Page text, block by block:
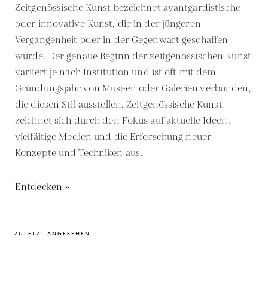
Zeitgenössische Kunst bezeichnet avantgardistische
oder innovative Kunst, die in der jüngeren
Vergangenheit oder in der Gegenwart geschaffen
wurde. Der genaue Beginn der zeitgenössischen Kunst
variiert je nach Institution und ist oft mit dem
Gründungsjahr von Museen oder Galerien verbunden,
die diesen Stil ausstellen. Zeitgenössische Kunst
zeichnet sich durch den Fokus auf aktuelle Ideen,
vielfältige Medien und die Erforschung neuer
Konzepte und Techniken aus.
Entdecken »
ZULETZT ANGESEHEN